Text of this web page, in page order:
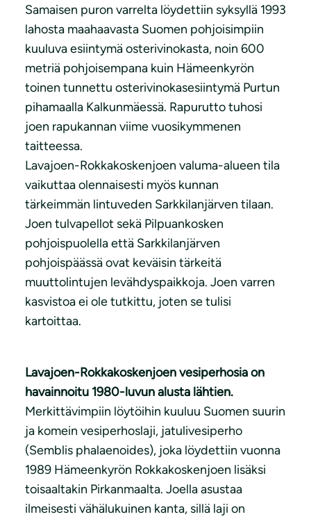
Samaisen puron varrelta löydettiin syksyllä 1993
lahosta maahaavasta Suomen pohjoisimpiin
kuuluva esiintymä osterivinokasta, noin 600
metriä pohjoisempana kuin Hämeenkyrön
toinen tunnettu osterivinokasesiintymä Purtun
pihamaalla Kalkunmäessä. Rapurutto tuhosi
joen rapukannan viime vuosikymmenen
taitteessa.
Lavajoen-Rokkakoskenjoen valuma-alueen tila
vaikuttaa olennaisesti myös kunnan
tärkeimmän lintuveden Sarkkilanjärven tilaan.
Joen tulvapellot sekä Pilpuankosken
pohjoispuolella että Sarkkilanjärven
pohjoispäässä ovat keväisin tärkeitä
muuttolintujen levähdyspaikkoja. Joen varren
kasvistoa ei ole tutkittu, joten se tulisi
kartoittaa.
Lavajoen-Rokkakoskenjoen vesiperhosia on
havainnoitu 1980-luvun alusta lähtien.
Merkittävimpiin löytöihin kuuluu Suomen suurin
ja komein vesiperhoslaji, jatulivesiperho
(Semblis phalaenoides), joka löydettiin vuonna
1989 Hämeenkyrön Rokkakoskenjoen lisäksi
toisaaltakin Pirkanmaalta. Joella asustaa
ilmeisesti vähälukuinen kanta, sillä laji on